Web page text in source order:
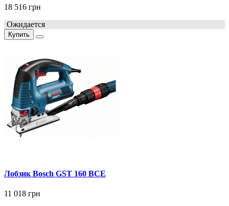
18 516 грн
Ожидается
Купить
Лобзик Bosch GST 160 BCE
11 018 грн